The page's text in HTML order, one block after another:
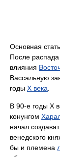
Основная
После
влияния
Вассальную
годы X века
В 90-е годы X
конунгом
начал
венедского
бы и племена